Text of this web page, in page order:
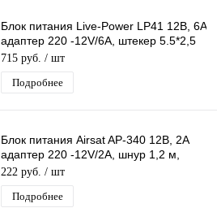
Блок питания Live-Power LP41 12В, 6A
адаптер 220 -12V/6A, штекер 5.5*2,5
мм
715 руб. / шт
Подробнее
Блок питания Airsat AP-340 12В, 2A
адаптер 220 -12V/2A, шнур 1,2 м,
штекер 5.5*2,5 мм
222 руб. / шт
Подробнее